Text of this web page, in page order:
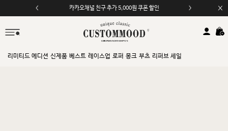
카카오채널 친구 추가 5,000원 쿠폰 할인
리미티드 에디션 신제품 베스트 레이스업 로퍼 몽크 부츠 리퍼브 세일